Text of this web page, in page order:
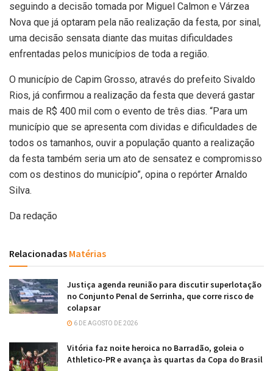
seguindo a decisão tomada por Miguel Calmon e Várzea
Nova que já optaram pela não realização da festa, por sinal,
uma decisão sensata diante das muitas dificuldades
enfrentadas pelos municípios de toda a região.
O município de Capim Grosso, através do prefeito Sivaldo
Rios, já confirmou a realização da festa que deverá gastar
mais de R$ 400 mil com o evento de três dias. “Para um
município que se apresenta com dividas e dificuldades de
todos os tamanhos, ouvir a população quanto a realização
da festa também seria um ato de sensatez e compromisso
com os destinos do município”, opina o repórter Arnaldo
Silva.
Da redação
Relacionadas Matérias
Justiça agenda reunião para discutir superlotação
no Conjunto Penal de Serrinha, que corre risco de
colapsar
6 DE AGOSTO DE 2026
Vitória faz noite heroica no Barradão, goleia o
Athletico-PR e avança às quartas da Copa do Brasil